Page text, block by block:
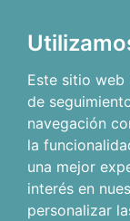
Este sitio
de
navegación
la
una mejor
interés en
personalizar